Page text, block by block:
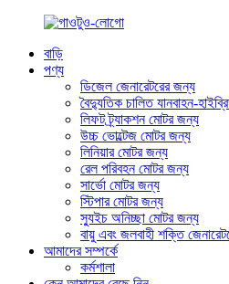
বাড়ি
পণ্য
ডিজেল জেনারেটরের জন্য
বৈদ্যুতিক চালিত যানবাহন-
লিফট ট্র্যাকশন মোটর জন্য
উচ্চ ভোল্টেজ মোটর জন্য
লিনিয়ার মোটর জন্য
রেল পরিবহন মোটর জন্য
সার্ভো মোটর জন্য
স্টিপার মোটর জন্য
স্যুইচ অনিচ্ছা মোটর জন্য
বায়ু এবং জলবাহী শক্তি
আমাদের সম্পর্কে
কর্মশালা